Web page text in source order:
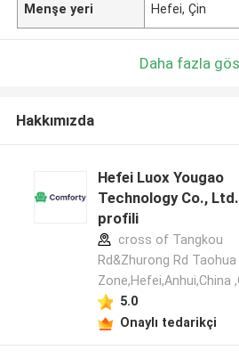
Menşe yeri Hefei, Çin
Daha fazla
Hakkımızda
Hefei Luox Yougao
Technology Co.,
profili
cross of Tangkou
Rd&Zhurong Rd
Zone,Hefei,Anhui,China
5.0
Onaylı tedarikçi